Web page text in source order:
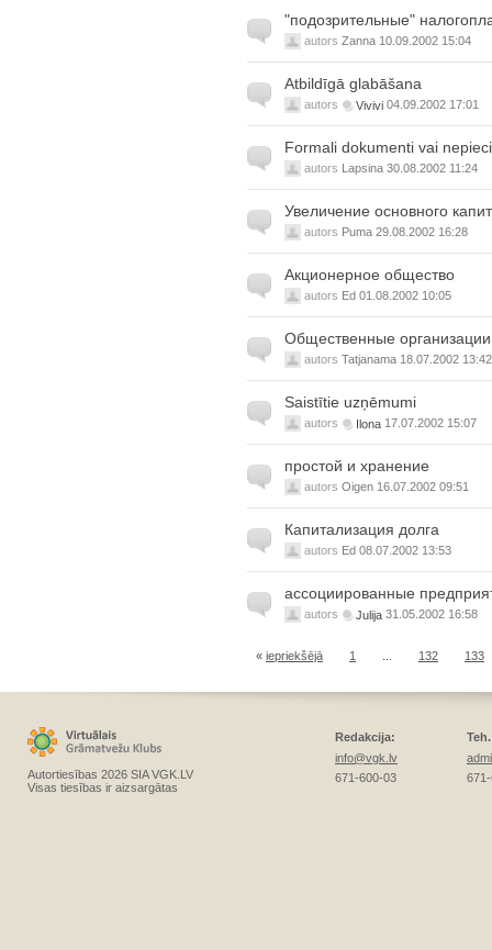
"подозрительные"
autors Zanna 10.09.2002 15:04
Atbildīgā glabāšana
autors Vivivi 04.09.2002 17:01
Formali dokumenti vai
autors Lapsina 30.08.2002 11:24
Увеличение основного
autors Puma 29.08.2002 16:28
Акционерное общество
autors Ed 01.08.2002 10:05
Общественные организации
autors Tatjanama 18.07.2002 13:42
Saistītie uzņēmumi
autors Ilona 17.07.2002 15:07
простой и хранение
autors Oigen 16.07.2002 09:51
Капитализация долга
autors Ed 08.07.2002 13:53
ассоциированные
autors Julija 31.05.2002 16:58
« iepriekšējā 1 132 133
Autortiesības 2026 SIA VGK.LV
Visas tiesības ir aizsargātas
Redakcija:
info@vgk.lv
671-600-03